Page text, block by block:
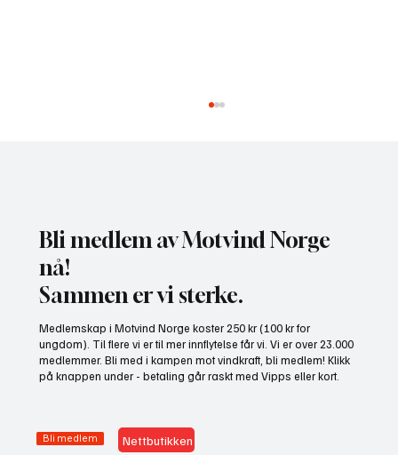
naturhensyn
Bli medlem av Motvind Norge
nå!
Sammen er vi sterke.
Medlemskap i Motvind Norge koster 250 kr (100 kr for
ungdom). Til flere vi er til mer innflytelse får vi. Vi er over 23.000
medlemmer. Bli med i kampen mot vindkraft, bli medlem! Klikk
på knappen under - betaling går raskt med Vipps eller kort.
Bli medlem Nettbutikken